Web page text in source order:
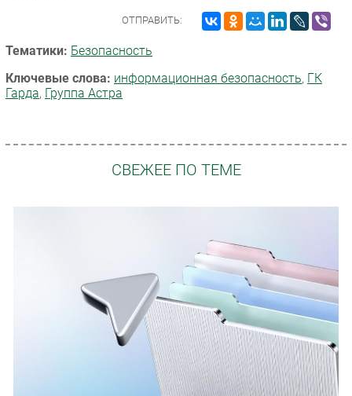
ОТПРАВИТЬ:
Тематики: Безопасность
Ключевые слова: информационная безопасность, ГК
Гарда, Группа Астра
СВЕЖЕЕ ПО ТЕМЕ